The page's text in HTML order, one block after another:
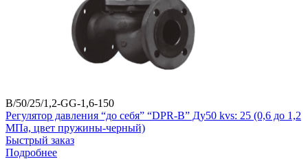
B/50/25/1,2-GG-1,6-150
Регулятор давления “до себя” “DPR-B” Ду50 kvs: 25 (0,6 до 1,2
МПа, цвет пружины-черный)
Быстрый заказ
Подробнее